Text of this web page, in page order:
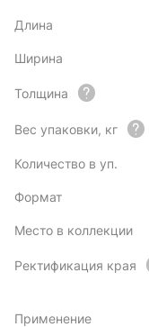
Длина
Ширина
Толщина
Вес упаковки, кг
Количество в уп.
Формат
Место в коллекции
Ректификация края
Применение